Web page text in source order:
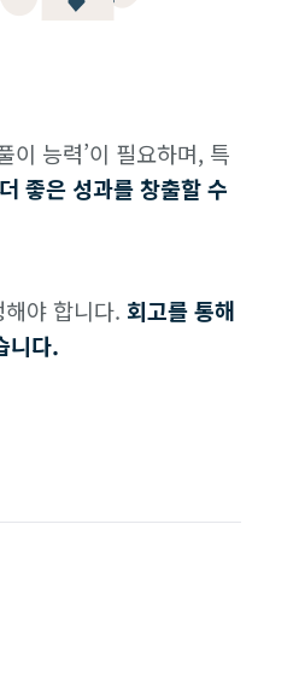
이 능력’이 필요하며, 특
좋은 성과를 창출할 수
야 합니다. 회고를 통해
니다.